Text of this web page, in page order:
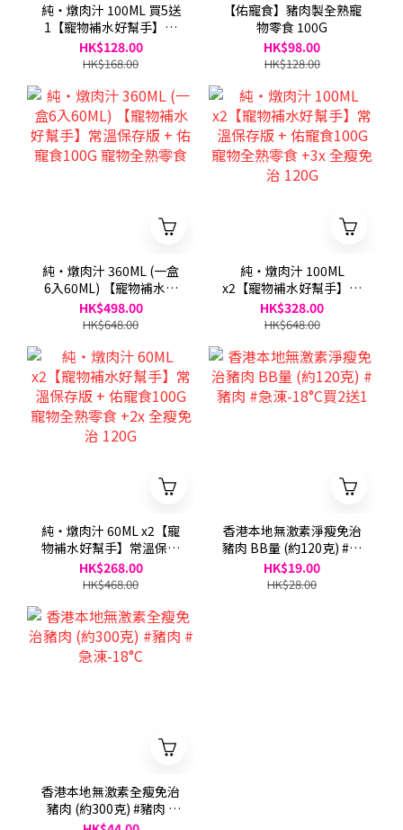
純・燉肉汁 100ML 買5送
1【寵物補水好幫手】常
溫保存版
HK$128.00
HK$168.00
【佑寵食】豬肉製全熟寵
物零食 100G
HK$98.00
HK$128.00
純・燉肉汁 360ML (一盒
6入60ML) 【寵物補水好
幫手】常溫保存版 + 佑寵
食100G 寵物全熟零食
HK$498.00
HK$648.00
純・燉肉汁 100ML
x2【寵物補水好幫手】常
溫保存版 + 佑寵食100G
寵物全熟零食 +3x 全瘦免
HK$328.00
HK$648.00
純・燉肉汁 60ML x2【寵
物補水好幫手】常溫保存
熟零食 +2x 全瘦免治
HK$268.00
HK$468.00
香港本地無激素淨瘦免治
豬肉 BB量 (約120克) #豬
肉 #急涷-18°C買2送1
HK$19.00
HK$28.00
香港本地無激素全瘦免治
豬肉 (約300克) #豬肉 #
急涷-18°C